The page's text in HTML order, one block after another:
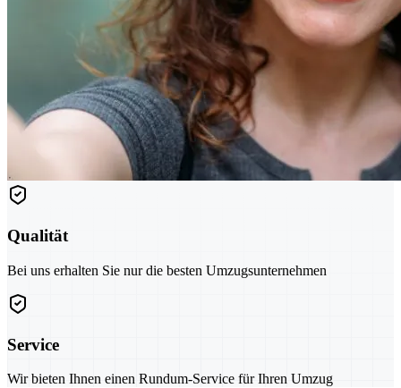
Qualität
Bei uns erhalten Sie nur die besten Umzugsunternehmen
Service
Wir bieten Ihnen einen Rundum-Service für Ihren Umzug